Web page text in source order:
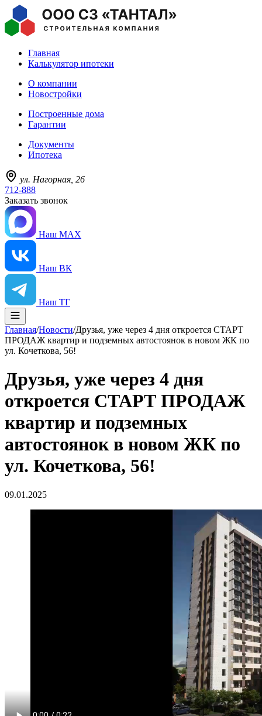
Главная
Калькулятор ипотеки
О компании
Новостройки
Построенные дома
Гарантии
Документы
Ипотека
ул. Нагорная, 26
712-888
Заказать звонок
Наш MAX
Наш ВК
Наш ТГ
Главная/Новости/Друзья, уже через 4 дня откроется СТАРТ
ПРОДАЖ квартир и подземных автостоянок в новом ЖК по
ул. Кочеткова, 56!
Друзья, уже через 4 дня
откроется СТАРТ ПРОДАЖ
квартир и подземных
автостоянок в новом ЖК по
ул. Кочеткова, 56!
09.01.2025